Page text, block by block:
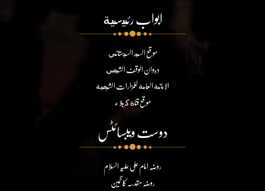
ابواب رئيسية
موقع السيد السيستاني
ديوان الوقف الشيعي
الامانة العامة للمزارات الشيعية
موقع قناة كربلاء
دوست ویبسائٹس
روضہ امام علی علیہ السلام
روضہ مقدسہ کاظمین